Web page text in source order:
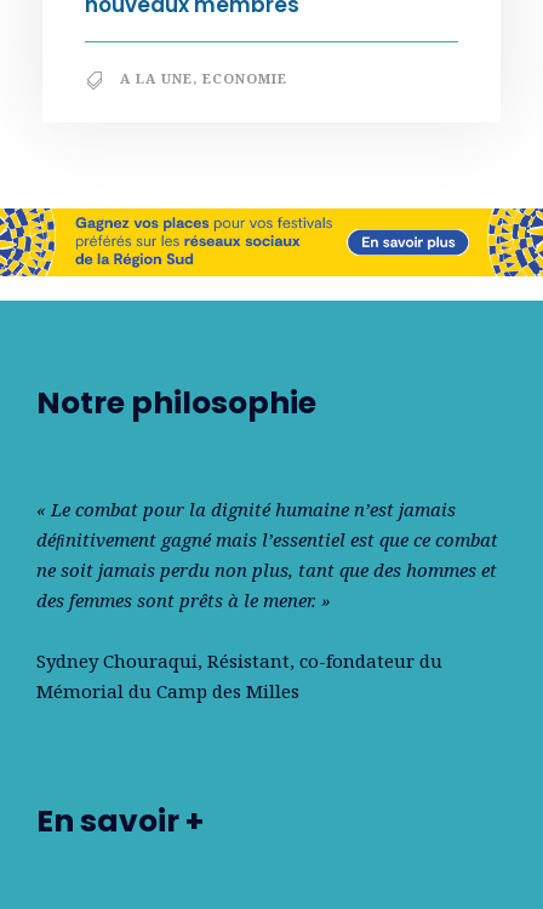
A LA UNE, ECONOMIE
Notre philosophie
« Le combat pour la dignité humaine n’est jamais
déﬁnitivement gagné mais l’essentiel est que ce combat
ne soit jamais perdu non plus, tant que des hommes et
des femmes sont prêts à le mener. »
Sydney Chouraqui, Résistant, co-fondateur du
Mémorial du Camp des Milles
En savoir +